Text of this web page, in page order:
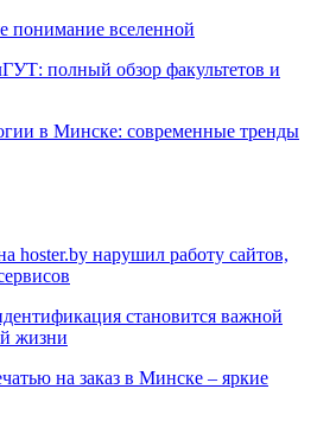
понимание вселенной
полный обзор факультетов и
в Минске: современные тренды
hoster.by нарушил работу сайтов,
становится важной
жизни
на заказ в Минске – яркие